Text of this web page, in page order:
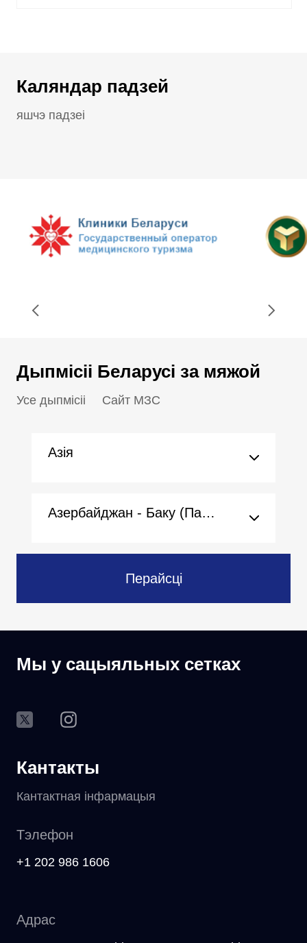
Каляндар падзей
яшчэ падзеі
Дыпмісіі Беларусі за мяжой
Усе дыпмісіі Сайт МЗС
Азія
Азербайджан - Баку (Пасольства)
Перайсці
Мы у сацыяльных сетках
Кантакты
Кантактная інфармацыя
Тэлефон
+1 202 986 1606
Адрас